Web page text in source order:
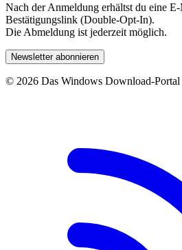
Nach der Anmeldung erhältst du eine
Bestätigungslink (Double-Opt-In).
Die Abmeldung ist jederzeit möglich.
Newsletter abonnieren
© 2026 Das Windows Download-Portal